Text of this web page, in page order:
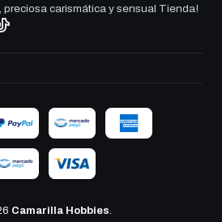
preciosa carismática y sensual Tienda!
Camarilla Hobbies.